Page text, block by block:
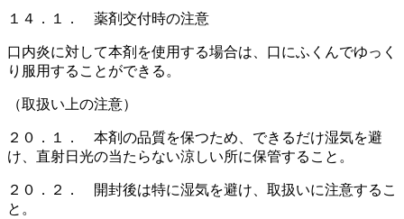
１４．１． 薬剤交付時の注意
口内炎に対して本剤を使用する場合は、口にふくんでゆっく
り服用することができる。
（取扱い上の注意）
２０．１． 本剤の品質を保つため、できるだけ湿気を避
け、直射日光の当たらない涼しい所に保管すること。
２０．２． 開封後は特に湿気を避け、取扱いに注意するこ
と。